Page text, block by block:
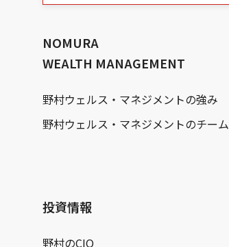
NOMURA
WEALTH MANAGEMENT
野村ウェルス・マネジメントの強み
野村ウェルス・マネジメントのチーム
投資情報
野村のCIO